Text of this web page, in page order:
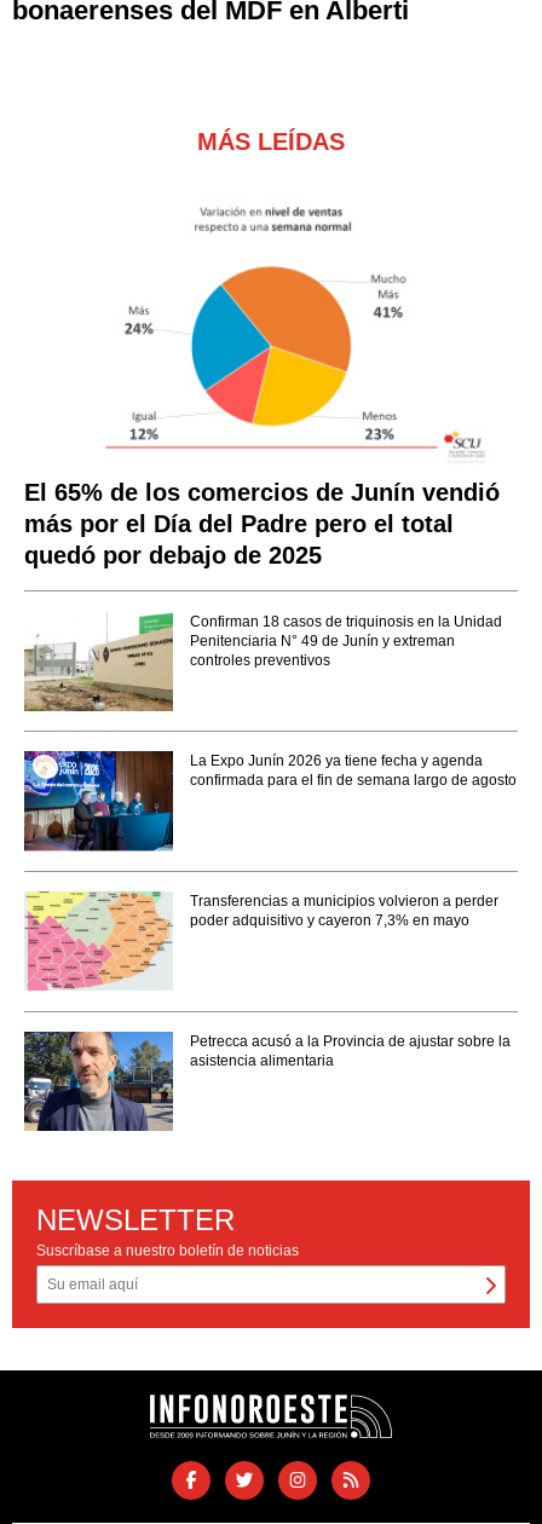
bonaerenses del MDF en Alberti
MÁS LEÍDAS
El 65% de los comercios de Junín vendió
más por el Día del Padre pero el total
quedó por debajo de 2025
Confirman 18 casos de triquinosis en la Unidad
Penitenciaria N° 49 de Junín y extreman
controles preventivos
La Expo Junín 2026 ya tiene fecha y agenda
confirmada para el fin de semana largo de agosto
Transferencias a municipios volvieron a perder
poder adquisitivo y cayeron 7,3% en mayo
Petrecca acusó a la Provincia de ajustar sobre la
asistencia alimentaria
NEWSLETTER
Suscríbase a nuestro boletín de noticias